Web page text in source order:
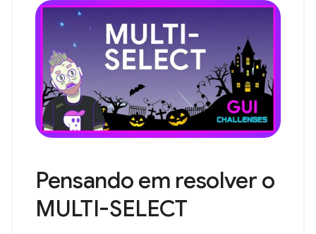
Pensando em resolver o
MULTI-SELECT